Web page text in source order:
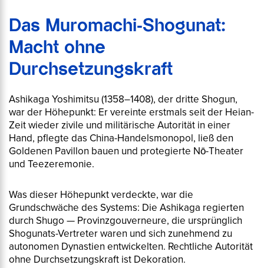
Das Muromachi-Shogunat:
Macht ohne
Durchsetzungskraft
Ashikaga Yoshimitsu (1358–1408), der dritte Shogun,
war der Höhepunkt: Er vereinte erstmals seit der Heian-
Zeit wieder zivile und militärische Autorität in einer
Hand, pflegte das China-Handelsmonopol, ließ den
Goldenen Pavillon bauen und protegierte Nō-Theater
und Teezeremonie.
Was dieser Höhepunkt verdeckte, war die
Grundschwäche des Systems: Die Ashikaga regierten
durch Shugo — Provinzgouverneure, die ursprünglich
Shogunats-Vertreter waren und sich zunehmend zu
autonomen Dynastien entwickelten. Rechtliche Autorität
ohne Durchsetzungskraft ist Dekoration.